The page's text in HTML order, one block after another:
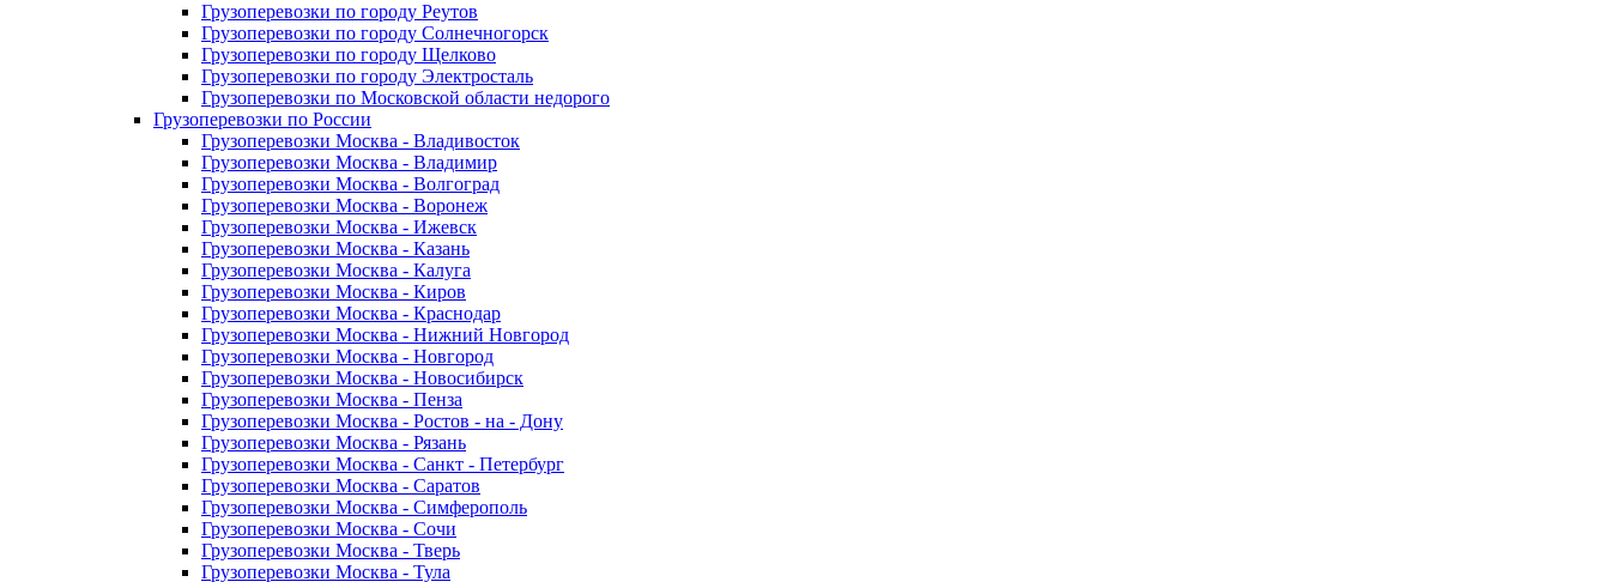
Грузоперевозки по городу Реутов
Грузоперевозки по городу Солнечногорск
Грузоперевозки по городу Щелково
Грузоперевозки по городу Электросталь
Грузоперевозки по Московской области недорого
Грузоперевозки по России
Грузоперевозки Москва - Владивосток
Грузоперевозки Москва - Владимир
Грузоперевозки Москва - Волгоград
Грузоперевозки Москва - Воронеж
Грузоперевозки Москва - Ижевск
Грузоперевозки Москва - Казань
Грузоперевозки Москва - Калуга
Грузоперевозки Москва - Киров
Грузоперевозки Москва - Краснодар
Грузоперевозки Москва - Нижний Новгород
Грузоперевозки Москва - Новгород
Грузоперевозки Москва - Новосибирск
Грузоперевозки Москва - Пенза
Грузоперевозки Москва - Ростов - на - Дону
Грузоперевозки Москва - Рязань
Грузоперевозки Москва - Санкт - Петербург
Грузоперевозки Москва - Саратов
Грузоперевозки Москва - Симферополь
Грузоперевозки Москва - Сочи
Грузоперевозки Москва - Тверь
Грузоперевозки Москва - Тула